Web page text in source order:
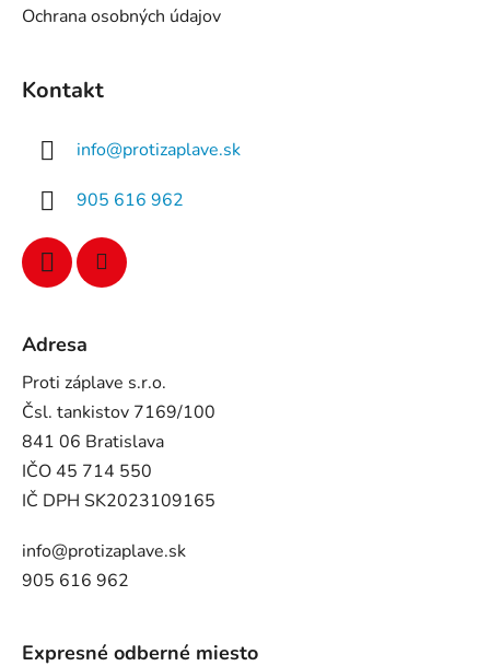
Ochrana osobných údajov
Kontakt
info@protizaplave.sk
905 616 962
Adresa
Proti záplave s.r.o.
Čsl. tankistov 7169/100
841 06 Bratislava
IČO 45 714 550
IČ DPH SK2023109165
info@protizaplave.sk
905 616 962
Expresné odberné miesto